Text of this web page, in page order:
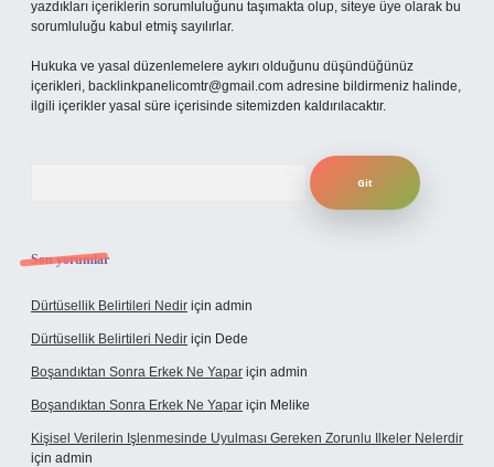
yazdıkları içeriklerin sorumluluğunu taşımakta olup, siteye üye olarak bu
sorumluluğu kabul etmiş sayılırlar.
Hukuka ve yasal düzenlemelere aykırı olduğunu düşündüğünüz
içerikleri, backlinkpanelicomtr@gmail.com adresine bildirmeniz halinde,
ilgili içerikler yasal süre içerisinde sitemizden kaldırılacaktır.
Son yorumlar
Dürtüsellik Belirtileri Nedir için admin
Dürtüsellik Belirtileri Nedir için Dede
Boşandıktan Sonra Erkek Ne Yapar için admin
Boşandıktan Sonra Erkek Ne Yapar için Melike
Kişisel Verilerin Işlenmesinde Uyulması Gereken Zorunlu Ilkeler Nelerdir
için admin